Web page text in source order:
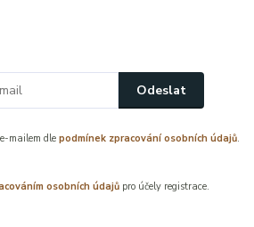
osobních
společnost Vybavení-dekorace,
Odeslat
mailem dle podmínek zpracování osobních údajů.
osobních údajůpro účely registrace.